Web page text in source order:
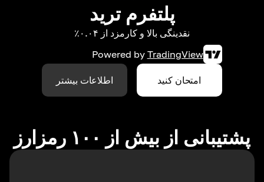
پلتفرم ترید
نقدینگی بالا و کارمزد از ۰.۰۴٪
Powered by TradingView
امتحان کنید اطلاعات بیشتر
پشتیبانی از بیش از ۱۰۰ رمزارز